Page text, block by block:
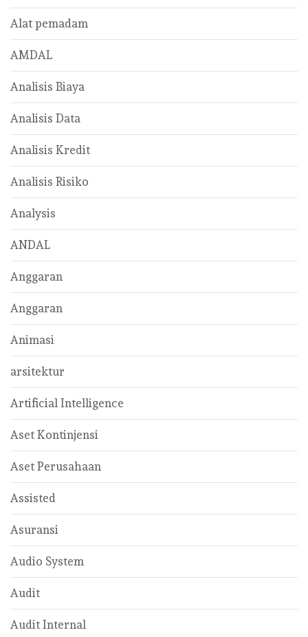
Alat pemadam
AMDAL
Analisis Biaya
Analisis Data
Analisis Kredit
Analisis Risiko
Analysis
ANDAL
Anggaran
Anggaran
Animasi
arsitektur
Artificial Intelligence
Aset Kontinjensi
Aset Perusahaan
Assisted
Asuransi
Audio System
Audit
Audit Internal